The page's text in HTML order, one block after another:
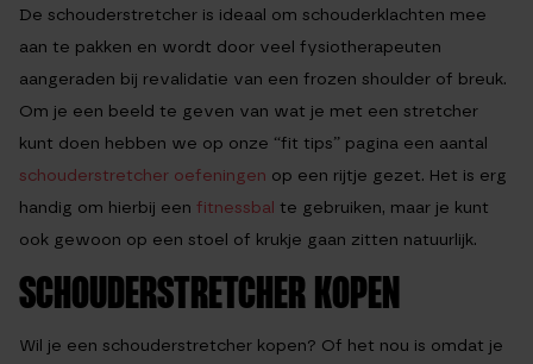
De schouderstretcher is ideaal om schouderklachten mee
aan te pakken en wordt door veel fysiotherapeuten
aangeraden bij revalidatie van een frozen shoulder of breuk.
Om je een beeld te geven van wat je met een stretcher
kunt doen hebben we op onze “fit tips” pagina een aantal
schouderstretcher oefeningen op een rijtje gezet. Het is erg
handig om hierbij een fitnessbal te gebruiken, maar je kunt
ook gewoon op een stoel of krukje gaan zitten natuurlijk.
SCHOUDERSTRETCHER KOPEN
Wil je een schouderstretcher kopen? Of het nou is omdat je